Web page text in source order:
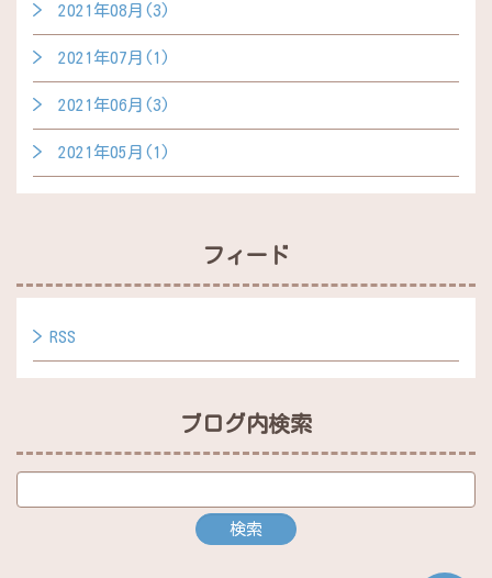
2021年08月(3)
2021年07月(1)
2021年06月(3)
2021年05月(1)
フィード
RSS
ブログ内検索